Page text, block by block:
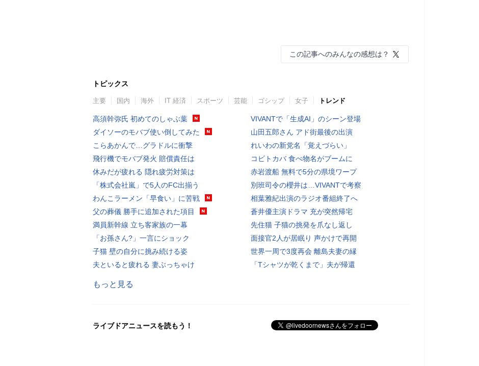
この記事へのみんなの感想は？
トピックス
主要 国内 海外 IT 経済 スポーツ 芸能 ゴシップ 女子 トレンド
高須幹弥氏 初めてのしゃぶ葉
ダイソーのモバブ使い倒してみた
こらあかんで…グラドルに衝撃
飛行機でモバブ発火 賠償責任は
休みだが疲れる 隠れ疲労対策は
「株式会社嵐」で5人のFC出揃う
わんこラーメン「早食い」に苦戦
父の葬儀 勝手に追加された項目
満員新幹線 立ち客家族の一幕
「お孫さん?」一言にショック
子猫 壁の自分に挑み続ける姿
夫といると疲れる 妻ぶっちゃけ
VIVANTで「生成AI」のシーン登場
山田五郎さん アド街最後の出演
れいわの新党名「覚えづらい」
コビトカバ 食べ物名がブームに
赤岩渡船 無料で5分の県境ワープ
別班司令の櫻井は…VIVANTで考察
相葉雅紀出演のラジオ番組終了へ
蒼井優主演ドラマ 充が突然帰宅
先住猫 子猫の挑発を爪なし返し
面接官2人が居眠り 声かけで再開
世界一周で3度再会 離島夫妻の縁
「Tシャツが乾くまで」夫が帰還
もっと見る
ライブドアニュースを読もう！